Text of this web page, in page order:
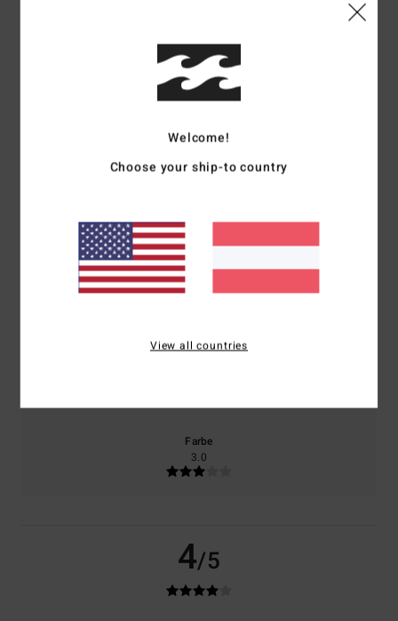
Kundenbewertungen
4.0/5
basierend auf1 verifizierten Bewertungenseit Dezember 2025
0% unserer Kunden empfehlen dieses Produkt
Komfort
Farbe
3.0
4/5
Welcome!
Choose your ship-to country
View all countries